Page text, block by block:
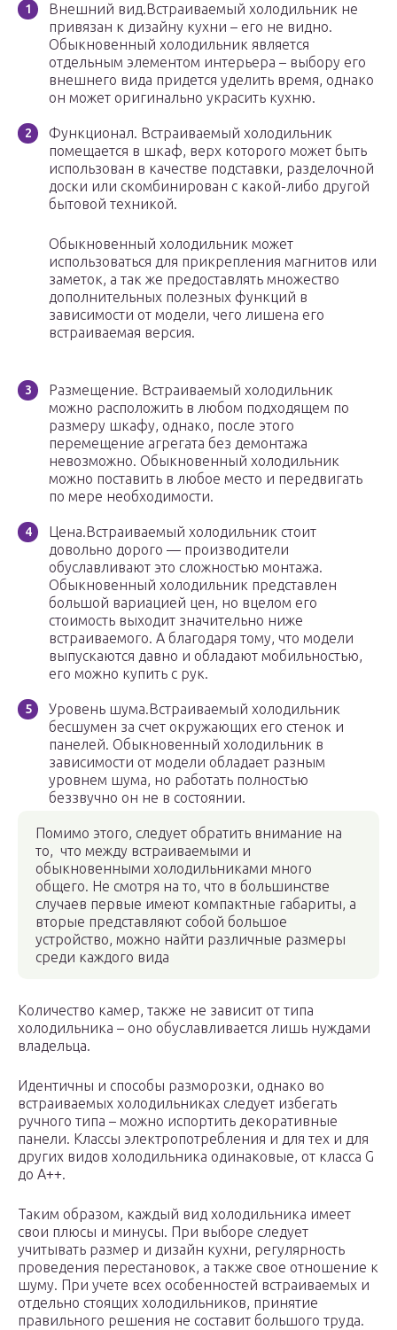
Внешний вид.Встраиваемый холодильник не
привязан к дизайну кухни – его не видно.
Обыкновенный холодильник является
отдельным элементом интерьера – выбору его
внешнего вида придется уделить время, однако
он может оригинально украсить кухню.
Функционал. Встраиваемый холодильник
помещается в шкаф, верх которого может быть
использован в качестве подставки, разделочной
доски или скомбинирован с какой-либо другой
бытовой техникой.
Обыкновенный холодильник может
использоваться для прикрепления магнитов или
заметок, а так же предоставлять множество
дополнительных полезных функций в
зависимости от модели, чего лишена его
встраиваемая версия.
Размещение. Встраиваемый холодильник
можно расположить в любом подходящем по
размеру шкафу, однако, после этого
перемещение агрегата без демонтажа
невозможно. Обыкновенный холодильник
можно поставить в любое место и передвигать
по мере необходимости.
Цена.Встраиваемый холодильник стоит
довольно дорого — производители
обуславливают это сложностью монтажа.
Обыкновенный холодильник представлен
большой вариацией цен, но вцелом его
стоимость выходит значительно ниже
встраиваемого. А благодаря тому, что модели
выпускаются давно и обладают мобильностью,
его можно купить с рук.
Уровень шума.Встраиваемый холодильник
бесшумен за счет окружающих его стенок и
панелей. Обыкновенный холодильник в
зависимости от модели обладает разным
уровнем шума, но работать полностью
беззвучно он не в состоянии.
Помимо этого, следует обратить внимание на
то, что между встраиваемыми и
обыкновенными холодильниками много
общего. Не смотря на то, что в большинстве
случаев первые имеют компактные габариты, а
вторые представляют собой большое
устройство, можно найти различные размеры
среди каждого вида
Количество камер, также не зависит от типа
холодильника – оно обуславливается лишь нуждами
владельца.
Идентичны и способы разморозки, однако во
встраиваемых холодильниках следует избегать
ручного типа – можно испортить декоративные
панели. Классы электропотребления и для тех и для
других видов холодильника одинаковые, от класса G
до А++.
Таким образом, каждый вид холодильника имеет
свои плюсы и минусы. При выборе следует
учитывать размер и дизайн кухни, регулярность
проведения перестановок, а также свое отношение к
шуму. При учете всех особенностей встраиваемых и
отдельно стоящих холодильников, принятие
правильного решения не составит большого труда.